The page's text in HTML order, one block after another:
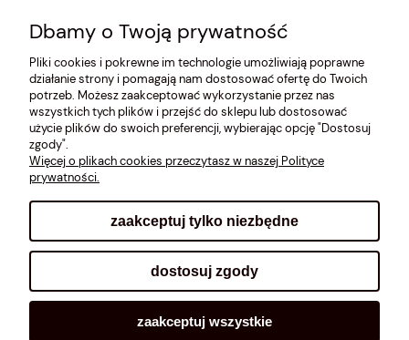
O MNIE
ROZMIARÓWKA [cm]
REGULAMIN
METODY PŁATNOŚCI
Sklep internetowy Shoplo.pl, powered byShoper.
Dbamy o Twoją prywatność
Pliki cookies i pokrewne im technologie umożliwiają poprawne
działanie strony i pomagają nam dostosować ofertę do Twoich
potrzeb. Możesz zaakceptować wykorzystanie przez nas
wszystkich tych plików i przejść do sklepu lub dostosować
użycie plików do swoich preferencji, wybierając opcję "Dostosuj
zgody".
Więcej o plikach cookies przeczytasz w naszej Polityce
prywatności.
zaakceptuj tylko niezbędne
dostosuj zgody
zaakceptuj wszystkie